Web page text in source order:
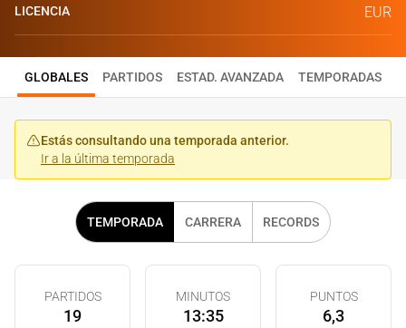
LICENCIA EUR
GLOBALES PARTIDOS ESTAD. AVANZADA TEMPORADAS
Estás consultando una temporada anterior.
Ir a la última temporada
TEMPORADA CARRERA RECORDS
PARTIDOS
19
MINUTOS
13:35
PUNTOS
6,3